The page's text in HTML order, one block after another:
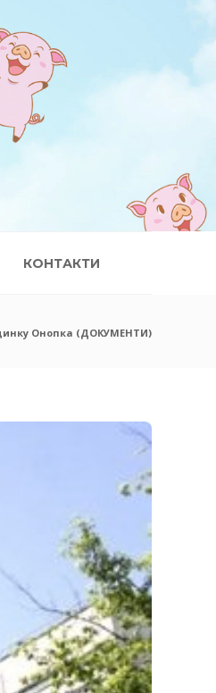
КОНТАКТИ
Онопка (ДОКУМЕНТИ)